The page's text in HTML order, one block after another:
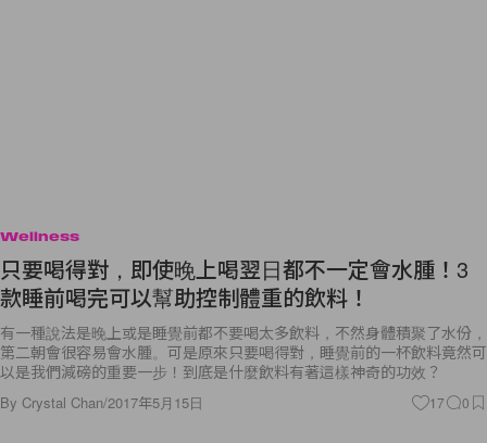
Wellness
只要喝得對，即使晚上喝翌日都不一定會水腫！3
款睡前喝完可以幫助控制體重的飲料！
有一種說法是晚上或是睡覺前都不要喝太多飲料，不然身體積聚了水份，
第二朝會很容易會水腫。可是原來只要喝得對，睡覺前的一杯飲料竟然可
以是我們減磅的重要一步！到底是什麼飲料有著這樣神奇的功效？
By Crystal Chan/2017年5月15日 17 0